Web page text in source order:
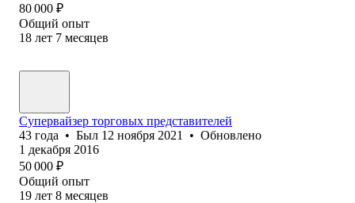
80 000 ₽
Общий опыт
18 лет 7 месяцев
Супервайзер торговых представителей
43 года • Был 12 ноября 2021 • Обновлено
1 декабря 2016
50 000 ₽
Общий опыт
19 лет 8 месяцев